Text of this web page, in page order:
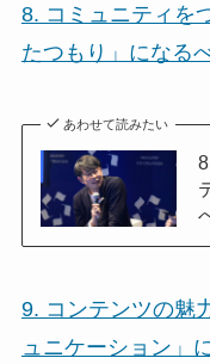
8. コミュニティを
たつもり」になる
あわせて読みたい
9. コンテンツの魅
ュニケーション」